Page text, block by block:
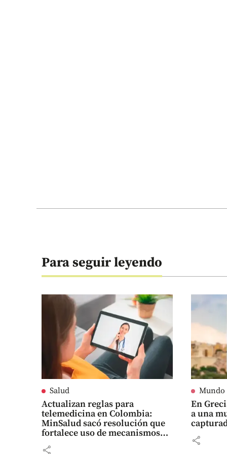
Para seguir leyendo
Salud
Actualizan reglas para
telemedicina en Colombia:
MinSalud sacó resolución que
fortalece uso de mecanismos
digitales
share
Mundo
En
a una
share